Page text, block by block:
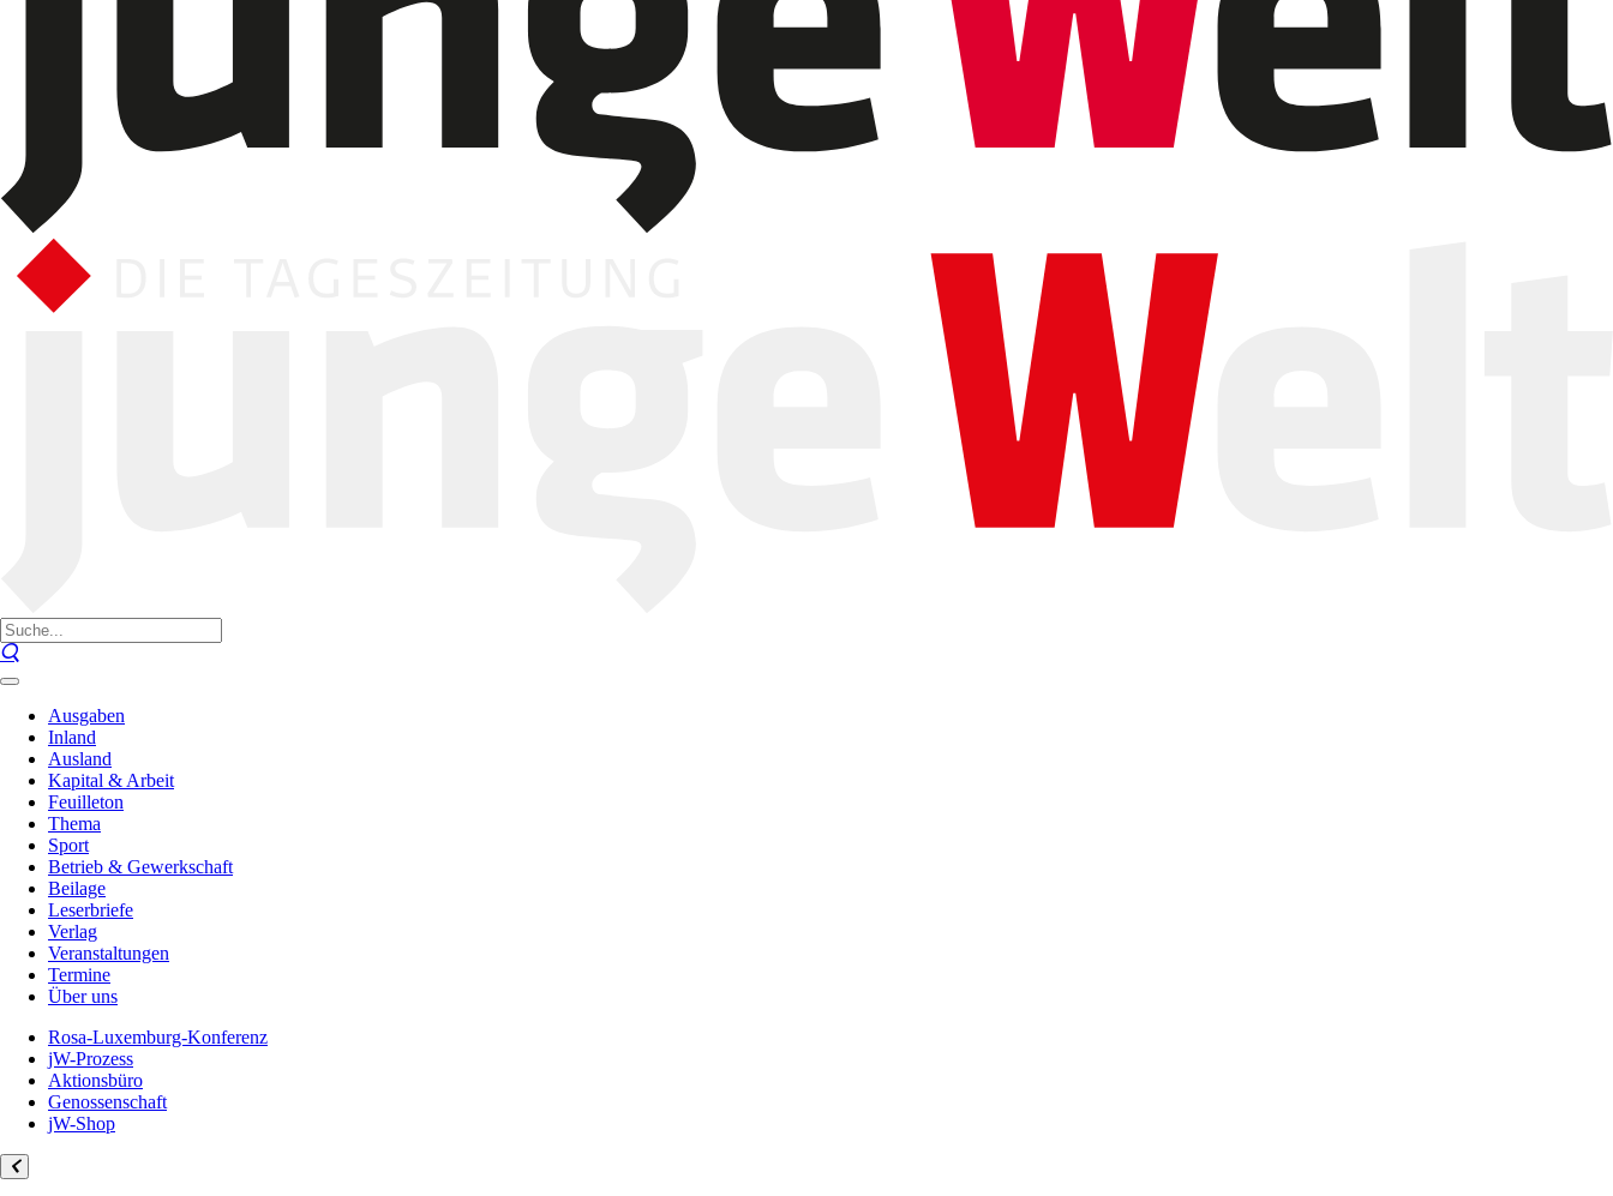
Ausgaben
Inland
Ausland
Kapital & Arbeit
Feuilleton
Thema
Sport
Betrieb & Gewerkschaft
Beilage
Leserbriefe
Verlag
Veranstaltungen
Termine
Über uns
Rosa-Luxemburg-Konferenz
jW-Prozess
Aktionsbüro
Genossenschaft
jW-Shop